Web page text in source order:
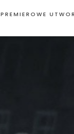
PREMIEROWE